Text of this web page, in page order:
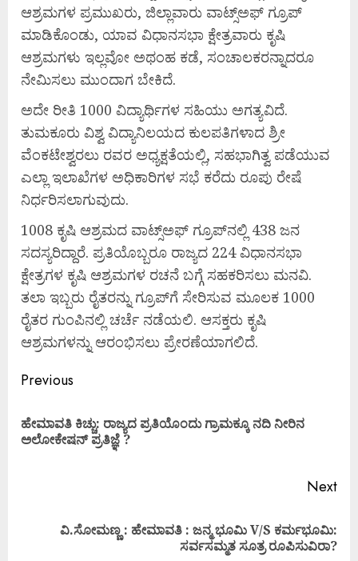
ಆಶ್ರಮಗಳ ಪ್ರಮುಖರು, ಜಿಲ್ಲಾವಾರು ವಾಟ್ಸ್ಅಫ್ ಗ್ರೂಪ್
ಮಾಡಿಕೊಂಡು, ಯಾವ ವಿಧಾನಸಭಾ ಕ್ಷೇತ್ರವಾರು ಕೃಷಿ
ಆಶ್ರಮಗಳು ಇಲ್ಲವೋ ಅಥಂಹ ಕಡೆ, ಸಂಚಾಲಕರನ್ನಾದರೂ
ನೇಮಿಸಲು ಮುಂದಾಗ ಬೇಕಿದೆ.
ಅದೇ ರೀತಿ 1000 ವಿದ್ಯಾರ್ಥಿಗಳ ಸಹಿಯು ಅಗತ್ಯವಿದೆ.
ತುಮಕೂರು ವಿಶ್ವ ವಿದ್ಯಾನಿಲಯದ ಕುಲಪತಿಗಳಾದ ಶ್ರೀ
ವೆಂಕಟೇಶ್ವರಲು ರವರ ಅಧ್ಯಕ್ಷತೆಯಲ್ಲಿ, ಸಹಭಾಗಿತ್ವ ಪಡೆಯುವ
ಎಲ್ಲಾ ಇಲಾಖೆಗಳ ಅಧಿಕಾರಿಗಳ ಸಭೆ ಕರೆದು ರೂಪು ರೇಷೆ
ನಿರ್ಧರಿಸಲಾಗುವುದು.
1008 ಕೃಷಿ ಆಶ್ರಮದ ವಾಟ್ಸ್ಅಫ್ ಗ್ರೂಪ್‌ನಲ್ಲಿ 438 ಜನ
ಸದಸ್ಯರಿದ್ದಾರೆ. ಪ್ರತಿಯೊಬ್ಬರೂ ರಾಜ್ಯದ 224 ವಿಧಾನಸಭಾ
ಕ್ಷೇತ್ರಗಳ ಕೃಷಿ ಆಶ್ರಮಗಳ ರಚನೆ ಬಗ್ಗೆ ಸಹಕರಿಸಲು ಮನವಿ.
ತಲಾ ಇಬ್ಬರು ರೈತರನ್ನು ಗ್ರೂಪ್‌ಗೆ ಸೇರಿಸುವ ಮೂಲಕ 1000
ರೈತರ ಗುಂಪಿನಲ್ಲಿ ಚರ್ಚೆ ನಡೆಯಲಿ. ಆಸಕ್ತರು ಕೃಷಿ
ಆಶ್ರಮಗಳನ್ನು ಆರಂಭಿಸಲು ಪ್ರೇರಣೆಯಾಗಲಿದೆ.
Previous
ಹೇಮಾವತಿ ಕಿಚ್ಚು: ರಾಜ್ಯದ ಪ್ರತಿಯೊಂದು ಗ್ರಾಮಕ್ಕೂ ನದಿ ನೀರಿನ
ಅಲೋಕೇಷನ್ ಪ್ರತಿಜ್ಞೆ ?
Next
ವಿ.ಸೋಮಣ್ಣ : ಹೇಮಾವತಿ : ಜನ್ಮ ಭೂಮಿ V/S ಕರ್ಮಭೂಮಿ:
ಸರ್ವಸಮ್ಮತ ಸೂತ್ರ ರೂಪಿಸುವಿರಾ?